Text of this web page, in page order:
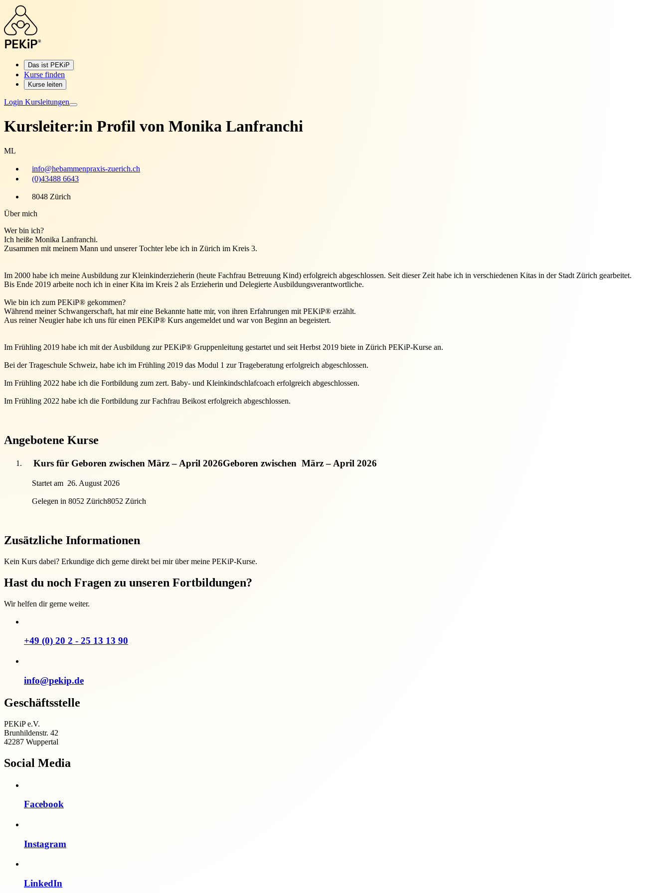
Das ist PEKiP
Kurse finden
Kurse leiten
Login Kursleitungen
Kursleiter:in Profil von Monika Lanfranchi
ML
info@hebammenpraxis-zuerich.ch
(0)43488 6643
8048 Zürich
Über mich
Wer bin ich?
Ich heiße Monika Lanfranchi.
Zusammen mit meinem Mann und unserer Tochter lebe ich in Zürich im Kreis 3.
Im 2000 habe ich meine Ausbildung zur Kleinkinderzieherin (heute Fachfrau Betreuung Kind) erfolgreich abgeschlossen. Seit dieser Zeit habe ich in verschiedenen Kitas in der Stadt Zürich gearbeitet.
Bis Ende 2019 arbeite noch ich in einer Kita im Kreis 2 als Erzieherin und Delegierte Ausbildungsverantwortliche.
Wie bin ich zum PEKiP® gekommen?
Während meiner Schwangerschaft, hat mir eine Bekannte hatte mir, von ihren Erfahrungen mit PEKiP® erzählt.
Aus reiner Neugier habe ich uns für einen PEKiP® Kurs angemeldet und war von Beginn an begeistert.
Im Frühling 2019 habe ich mit der Ausbildung zur PEKiP® Gruppenleitung gestartet und seit Herbst 2019 biete in Zürich PEKiP-Kurse an.
Bei der Trageschule Schweiz, habe ich im Frühling 2019 das Modul 1 zur Trageberatung erfolgreich abgeschlossen.
Im Frühling 2022 habe ich die Fortbildung zum zert. Baby- und Kleinkindschlafcoach erfolgreich abgeschlossen.
Im Frühling 2022 habe ich die Fortbildung zur Fachfrau Beikost erfolgreich abgeschlossen.
Angebotene Kurse
Kurs für Geboren zwischen März – April 2026Geboren zwischen März – April 2026
Startet am 26. August 2026
Gelegen in 8052 Zürich8052 Zürich
Zusätzliche Informationen
Kein Kurs dabei? Erkundige dich gerne direkt bei mir über meine PEKiP-Kurse.
Hast du noch Fragen zu unseren Fortbildungen?
Wir helfen dir gerne weiter.
+49 (0) 20 2 - 25 13 13 90
info@pekip.de
Geschäftsstelle
PEKiP e.V.
Brunhildenstr. 42
42287 Wuppertal
Social Media
Facebook
Instagram
LinkedIn